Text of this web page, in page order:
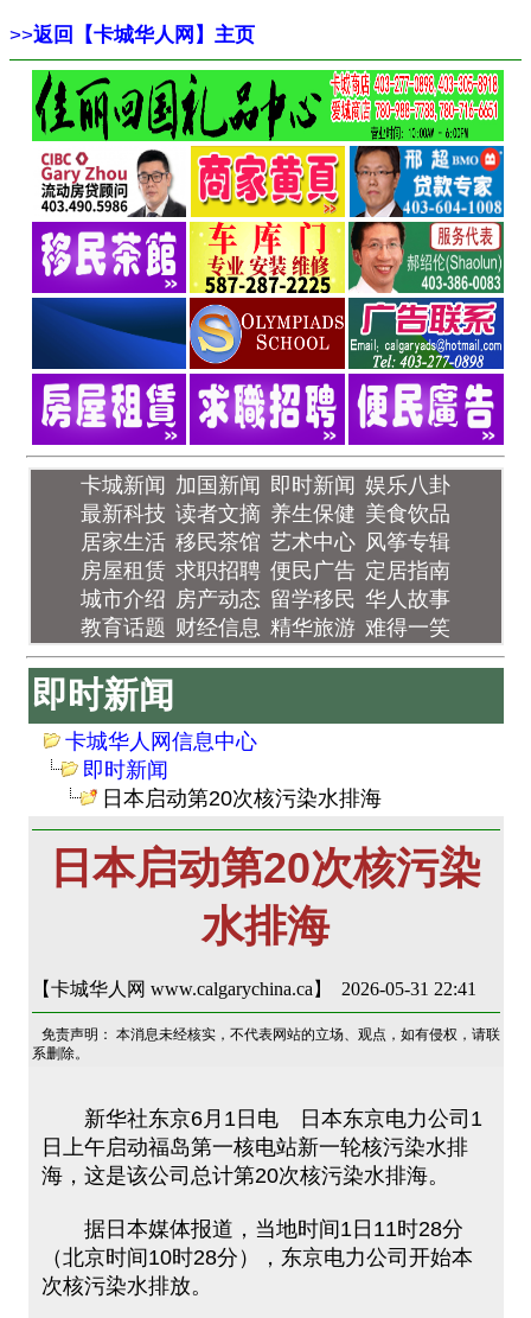
>>返回【卡城华人网】主页
卡城新闻 加国新闻 即时新闻 娱乐八卦
最新科技 读者文摘 养生保健 美食饮品
居家生活 移民茶馆 艺术中心 风筝专辑
房屋租赁 求职招聘 便民广告 定居指南
城市介绍 房产动态 留学移民 华人故事
教育话题 财经信息 精华旅游 难得一笑
即时新闻
卡城华人网信息中心
即时新闻
日本启动第20次核污染水排海
日本启动第20次核污染
水排海
【卡城华人网 www.calgarychina.ca】 2026-05-31 22:41
免责声明： 本消息未经核实，不代表网站的立场、观点，如有侵权，请联
系删除。
新华社东京6月1日电 日本东京电力公司1
日上午启动福岛第一核电站新一轮核污染水排
海，这是该公司总计第20次核污染水排海。
据日本媒体报道，当地时间1日11时28分
（北京时间10时28分），东京电力公司开始本
次核污染水排放。